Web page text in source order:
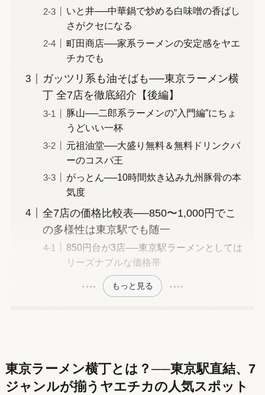
いと井──中華鍋で炒める白味噌の香ばし
さがクセになる
町田商店──家系ラーメンの安定感をヤエ
チカでも
ガッツリ系も油そばも──東京ラーメン横
丁 全7店を徹底紹介【後編】
豚山──二郎系ラーメンの”入門編”にちょ
うどいい一杯
元祖油堂──大盛り無料＆無料ドリンクバ
ーのコスパ王
がっとん──10時間炊き込み九州豚骨の本
気度
全7店の価格比較表──850〜1,000円でこ
の多様性は東京駅でも随一
850円台が3店──東京駅ラーメンとしては
リーズナブルな価格帯
もっと見る
東京ラーメン横丁とは？──東京駅直結、7
ジャンルが揃うヤエチカの人気スポット